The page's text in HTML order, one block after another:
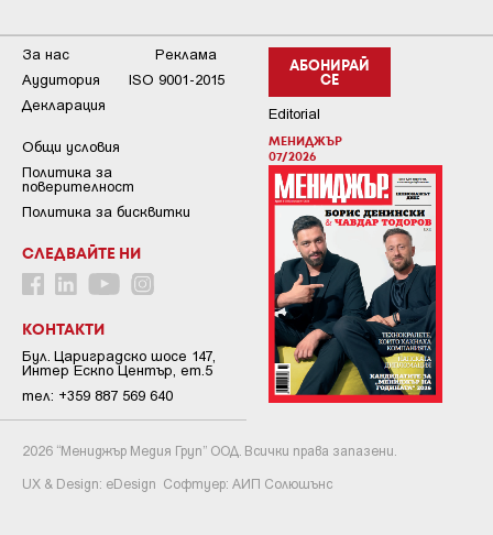
АБОНИРАЙ
СЕ
Editorial
МЕНИДЖЪР
07/2026
За нас
Реклама
Аудитория
ISO 9001-2015
Декларация
Общи условия
Пoлитикa зa
пoвepитeлнocт
Политика за бисквитки
СЛЕДВАЙТЕ НИ
КОНТАКТИ
Бул. Цариградско шосе 147,
Интер Ескпо Център, ет.5
тел: +359 887 569 640
2026 “Мениджър Медия Груп” ООД. Всички права запазени.
UX & Design: eDesign Софтуер: АИП Солюшънс